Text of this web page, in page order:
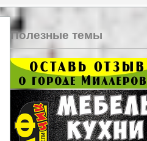
Полезные темы